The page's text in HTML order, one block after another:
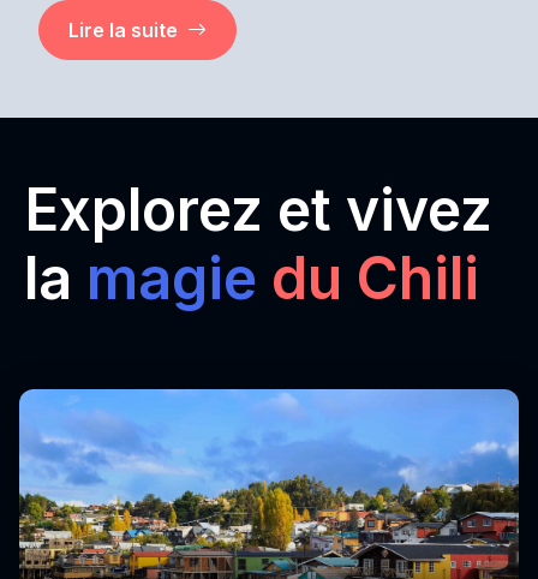
Lire la suite
Explorez et vivez
la magie du Chili